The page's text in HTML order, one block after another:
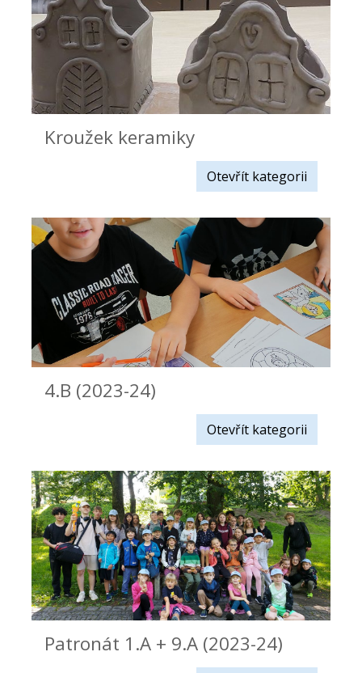
Kroužek keramiky
Otevřít kategorii
4.B (2023-24)
Otevřít kategorii
Patronát 1.A + 9.A (2023-24)